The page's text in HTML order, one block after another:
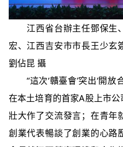
江西省台辦主任鄧保生
宏、江西吉安市市長王少玄
劉佔昆 攝
“這次‘贛臺會’突出‘開放
在本土培育的首家A股上市
壯大作了交流發言；在青年
創業代表暢談了創業的心路